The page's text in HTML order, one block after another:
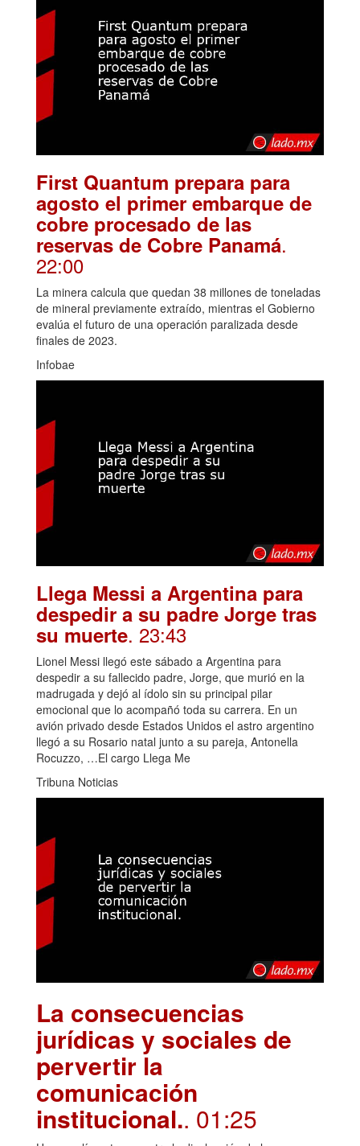
First Quantum prepara para
agosto el primer embarque de
cobre procesado de las
reservas de Cobre Panamá.
22:00
La minera calcula que quedan 38 millones de toneladas
de mineral previamente extraído, mientras el Gobierno
evalúa el futuro de una operación paralizada desde
finales de 2023.
Infobae
Llega Messi a Argentina para
despedir a su padre Jorge tras
su muerte. 23:43
Lionel Messi llegó este sábado a Argentina para
despedir a su fallecido padre, Jorge, que murió en la
madrugada y dejó al ídolo sin su principal pilar
emocional que lo acompañó toda su carrera. En un
avión privado desde Estados Unidos el astro argentino
llegó a su Rosario natal junto a su pareja, Antonella
Rocuzzo, …El cargo Llega Me
Tribuna Noticias
La consecuencias
jurídicas y sociales de
pervertir la
comunicación
institucional.. 01:25